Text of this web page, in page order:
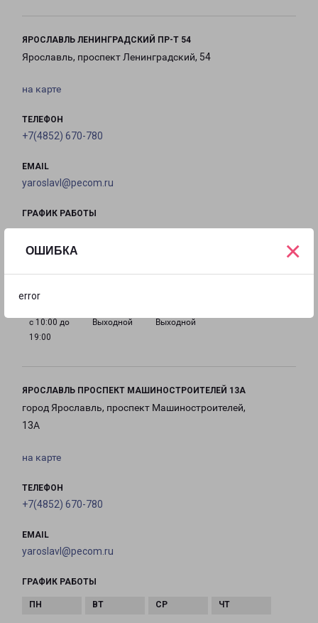
ОШИБКА
error
×
ЯРОСЛАВЛЬ ЛЕНИНГРАДСКИЙ ПР-Т 54
Ярославль, проспект Ленинградский, 54
на карте
ТЕЛЕФОН
+7(4852) 670-780
EMAIL
yaroslavl@pecom.ru
ГРАФИК РАБОТЫ
19:00
19:00
19:00
19:00
с 10:00 до
19:00
Выходной Выходной
ЯРОСЛАВЛЬ ПРОСПЕКТ МАШИНОСТРОИТЕЛЕЙ 13А
город Ярославль, проспект Машиностроителей,
13А
на карте
ТЕЛЕФОН
+7(4852) 670-780
EMAIL
yaroslavl@pecom.ru
ГРАФИК РАБОТЫ